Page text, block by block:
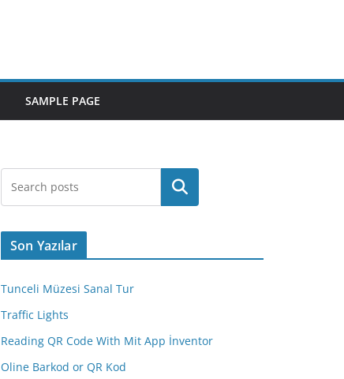
SAMPLE PAGE
Ara
Son Yazılar
Tunceli Müzesi Sanal Tur
Traffic Lights
Reading QR Code With Mit App İnventor
Oline Barkod or QR Kod